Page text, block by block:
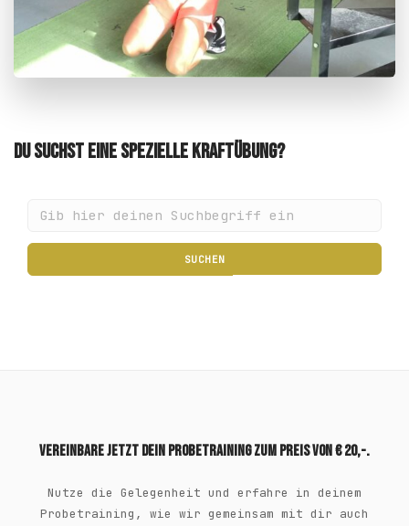
Du suchst eine spezielle Kraftübung?
SUCHEN
Vereinbare jetzt dein Probetraining zum Preis von € 20,-.
Nutze die Gelegenheit und erfahre in deinem
Probetraining, wie wir gemeinsam mit dir auch